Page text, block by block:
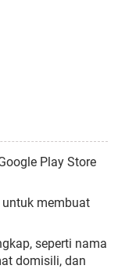
Play Store
membuat
seperti nama
domisili, dan